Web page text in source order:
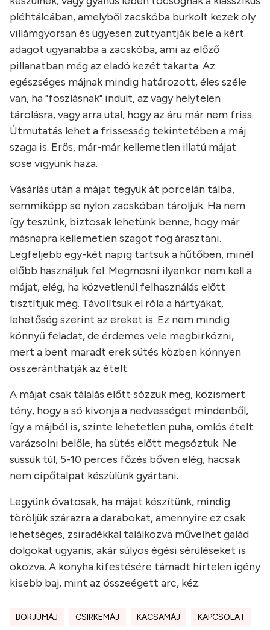
pléhtálcában, amelyből zacskóba burkolt kezek oly
villámgyorsan és ügyesen zuttyantják bele a kért
adagot ugyanabba a zacskóba, ami az előző
pillanatban még az eladó kezét takarta. Az
egészséges májnak mindig határozott, éles széle
van, ha "foszlásnak" indult, az vagy helytelen
tárolásra, vagy arra utal, hogy az áru már nem friss.
Útmutatás lehet a frissesség tekintetében a máj
szaga is. Erős, már-már kellemetlen illatú májat
sose vigyünk haza.
Vásárlás után a májat tegyük át porcelán tálba,
semmiképp se nylon zacskóban tároljuk. Ha nem
így teszünk, biztosak lehetünk benne, hogy már
másnapra kellemetlen szagot fog árasztani.
Legfeljebb egy-két napig tartsuk a hűtőben, minél
előbb használjuk fel. Megmosni ilyenkor nem kell a
májat, elég, ha közvetlenül felhasználás előtt
tisztítjuk meg. Távolítsuk el róla a hártyákat,
lehetőség szerint az ereket is. Ez nem mindig
könnyű feladat, de érdemes vele megbirkózni,
mert a bent maradt erek sütés közben könnyen
összeránthatják az ételt.
A májat csak tálalás előtt sózzuk meg, közismert
tény, hogy a só kivonja a nedvességet mindenből,
így a májból is, szinte lehetetlen puha, omlós ételt
varázsolni belőle, ha sütés előtt megsóztuk. Ne
süssük túl, 5-10 perces főzés bőven elég, hacsak
nem cipőtalpat készülünk gyártani.
Legyünk óvatosak, ha májat készítünk, mindig
töröljük szárazra a darabokat, amennyire ez csak
lehetséges, zsiradékkal találkozva művelhet galád
dolgokat ugyanis, akár súlyos égési sérüléseket is
okozva. A konyha kifestésére támadt hirtelen igény
kisebb baj, mint az összeégett arc, kéz.
BORJÚMÁJ CSIRKEMÁJ KACSAMÁJ KAPCSOLAT